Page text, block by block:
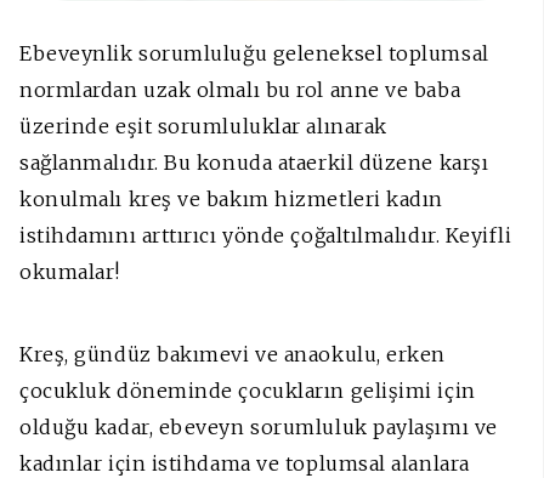
Ebeveynlik sorumluluğu geleneksel toplumsal
normlardan uzak olmalı bu rol anne ve baba
üzerinde eşit sorumluluklar alınarak
sağlanmalıdır. Bu konuda ataerkil düzene karşı
konulmalı kreş ve bakım hizmetleri kadın
istihdamını arttırıcı yönde çoğaltılmalıdır. Keyifli
okumalar!
Kreş, gündüz bakımevi ve anaokulu, erken
çocukluk döneminde çocukların gelişimi için
olduğu kadar, ebeveyn sorumluluk paylaşımı ve
kadınlar için istihdama ve toplumsal alanlara